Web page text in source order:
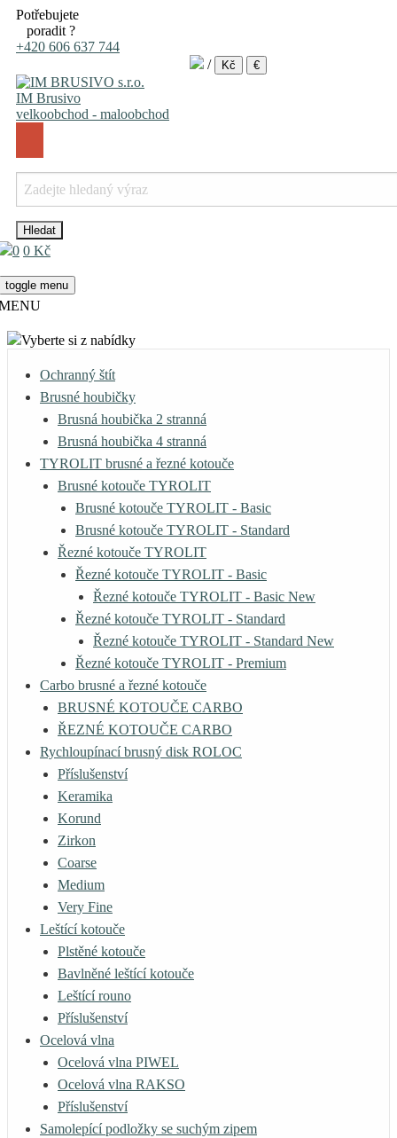
Potřebujete
poradit ?
+420 606 637 744
/
Kč €
IM Brusivo
velkoobchod - maloobchod
0 0 Kč
toggle menu
Vyberte si z nabídky
Ochranný štít
Brusné houbičky
Brusná houbička 2 stranná
Brusná houbička 4 stranná
TYROLIT brusné a řezné kotouče
Brusné kotouče TYROLIT
Brusné kotouče TYROLIT - Basic
Brusné kotouče TYROLIT - Standard
Řezné kotouče TYROLIT
Řezné kotouče TYROLIT - Basic
Řezné kotouče TYROLIT - Basic New
Řezné kotouče TYROLIT - Standard
Řezné kotouče TYROLIT - Standard New
Řezné kotouče TYROLIT - Premium
Carbo brusné a řezné kotouče
BRUSNÉ KOTOUČE CARBO
ŘEZNÉ KOTOUČE CARBO
Rychloupínací brusný disk ROLOC
Příslušenství
Keramika
Korund
Zirkon
Coarse
Medium
Very Fine
Leštící kotouče
Plstěné kotouče
Bavlněné leštící kotouče
Leštící rouno
Příslušenství
Ocelová vlna
Ocelová vlna PIWEL
Ocelová vlna RAKSO
Příslušenství
Samolepící podložky se suchým zipem